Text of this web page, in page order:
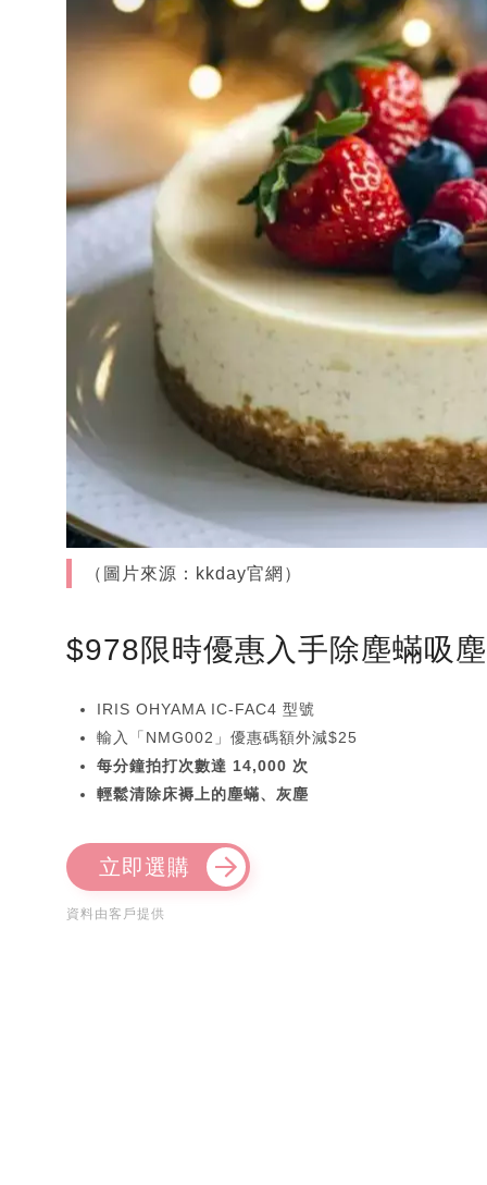
（圖片來源：kkday官網）
$978限時優惠入手除塵蟎吸
IRIS OHYAMA IC-FAC4 型號
輸入「NMG002」優惠碼額外減$25
每分鐘拍打次數達 14,000 次
輕鬆清除床褥上的塵蟎、灰塵
立即選購
資料由客戶提供